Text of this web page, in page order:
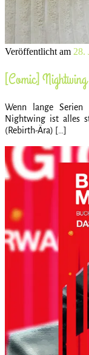
Veröffentlicht am 28.
[Comic]
Wenn lange
Nightwing ist alles
(Rebirth-Ära) […]